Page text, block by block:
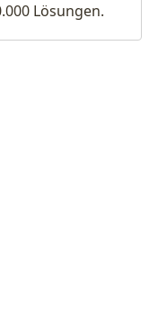
Lösungen.